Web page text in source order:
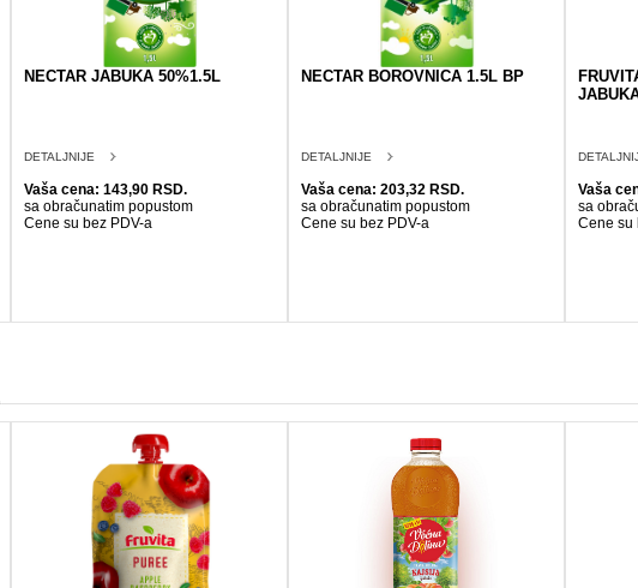
NECTAR JABUKA 50%1.5L
DETALJNIJE
Vaša cena: 143,90 RSD.
sa obračunatim popustom
Cene su bez PDV-a
NECTAR BOROVNICA 1.5L BP
DETALJNIJE
Vaša cena: 203,32 RSD.
sa obračunatim popustom
Cene su bez PDV-a
Vaša
sa
Cene su